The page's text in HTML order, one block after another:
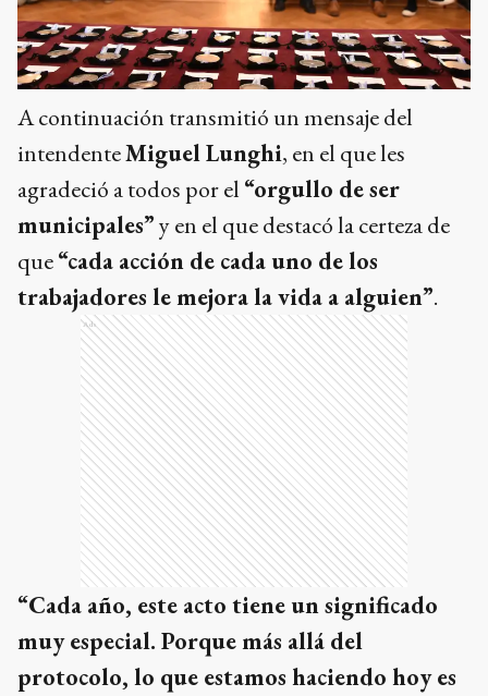
A continuación transmitió un mensaje del
intendenteMiguel Lunghi, en el que les
agradeció a todos por el “orgullo de ser
municipales”y en el que destacó la certeza de
que“cada acción de cada uno de los
trabajadores le mejora la vida a alguien”.
Ads
“Cada año, este acto tiene un significado
muy especial. Porque más allá del
protocolo, lo que estamos haciendo hoy es